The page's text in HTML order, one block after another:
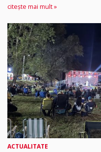
citește mai mult »
ACTUALITATE